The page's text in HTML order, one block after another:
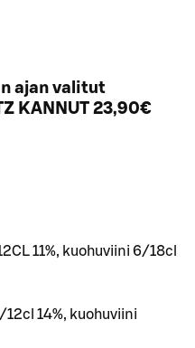
ajan valitut
KANNUT 23,90€
11%, kuohuviini 6/18cl
12cl 14%, kuohuviini